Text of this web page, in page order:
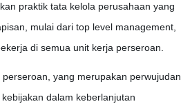
praktik tata kelola perusahaan yang
mulai dari top level management,
di semua unit kerja perseroan.
yang merupakan perwujudan
dalam keberlanjutan